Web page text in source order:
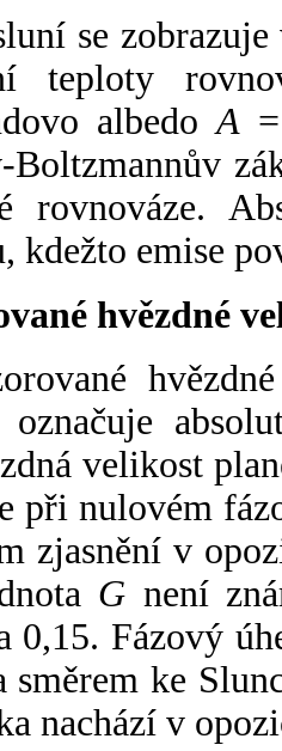
se
teploty
albedoA
Boltzmannův
rovnováze.
kdežto emise
hvězdné
velikost
při nulovém
zjasnění v
G není
0,15. Fázový
ke
nachází v